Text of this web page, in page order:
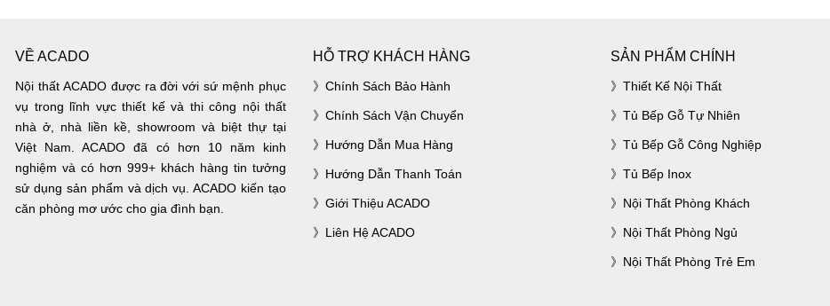
VỀ ACADO
Nội thất ACADO được ra đời với sứ mệnh phục
vụ trong lĩnh vực thiết kế và thi công nội thất
nhà ở, nhà liền kề, showroom và biệt thự tại
Việt Nam. ACADO đã có hơn 10 năm kinh
nghiệm và có hơn 999+ khách hàng tin tưởng
sử dụng sản phẩm và dịch vụ. ACADO kiến tạo
căn phòng mơ ước cho gia đình bạn.
HỖ TRỢ KHÁCH HÀNG
Chính Sách Bảo Hành
Chính Sách Vận Chuyển
Hướng Dẫn Mua Hàng
Hướng Dẫn Thanh Toán
Giới Thiệu ACADO
Liên Hệ ACADO
SẢN PHẨM CHÍNH
Thiết Kế Nội Thất
Tủ Bếp Gỗ Tự Nhiên
Tủ Bếp Gỗ Công Nghiệp
Tủ Bếp Inox
Nội Thất Phòng Khách
Nội Thất Phòng Ngủ
Nội Thất Phòng Trẻ Em